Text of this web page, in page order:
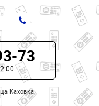
73
Каховка